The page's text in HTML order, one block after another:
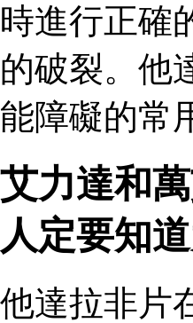
時進行正確
的破裂。他
能障礙的常
艾力達和
人定要知
他達拉非片